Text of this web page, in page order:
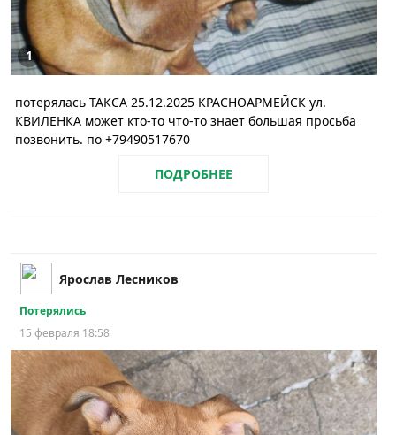
1
потерялась ТАКСА 25.12.2025 КРАСНОАРМЕЙСК ул.
КВИЛЕНКА может кто-то что-то знает большая просьба
позвонить. по +79490517670
ПОДРОБНЕЕ
Ярослав Лесников
Потерялись
15 февраля 18:58